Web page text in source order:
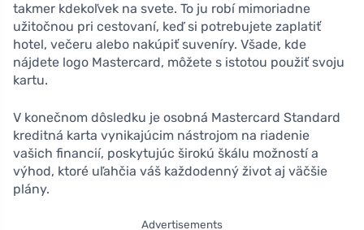
takmer kdekoľvek na svete. To ju robí mimoriadne
užitočnou pri cestovaní, keď si potrebujete zaplatiť
hotel, večeru alebo nakúpiť suveníry. Všade, kde
nájdete logo Mastercard, môžete s istotou použiť svoju
kartu.
V konečnom dôsledku je osobná Mastercard Standard
kreditná karta vynikajúcim nástrojom na riadenie
vašich financií, poskytujúc širokú škálu možností a
výhod, ktoré uľahčia váš každodenný život aj väčšie
plány.
Advertisements